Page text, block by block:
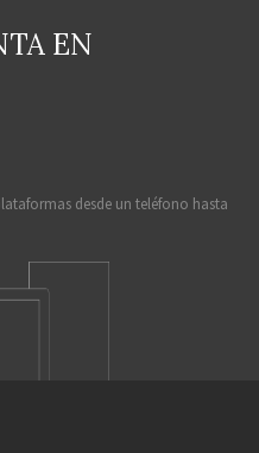
EN
desde un teléfono hasta